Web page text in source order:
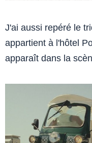
J'ai aussi repéré le
appartient à l'hôtel
apparaît dans la